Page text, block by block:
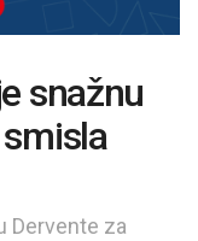
snažnu
Dervente za